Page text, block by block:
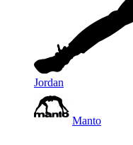
Jordan
Manto